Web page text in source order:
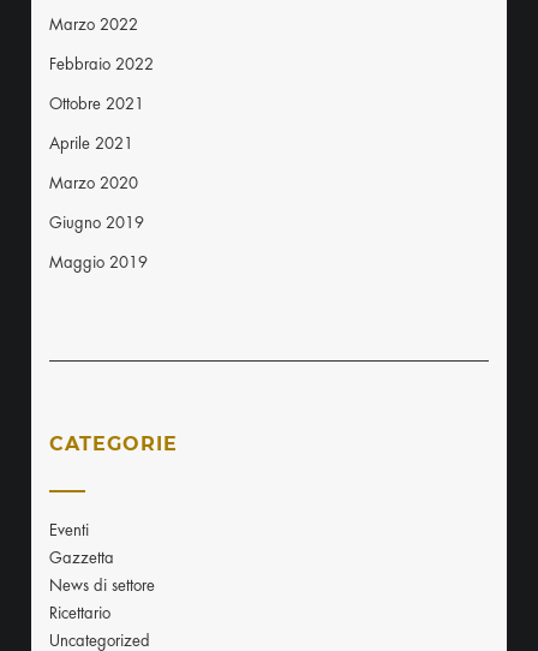
Marzo 2022
Febbraio 2022
Ottobre 2021
Aprile 2021
Marzo 2020
Giugno 2019
Maggio 2019
CATEGORIE
Eventi
Gazzetta
News di settore
Ricettario
Uncategorized